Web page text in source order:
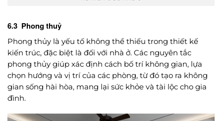
6.3 Phong thuỷ
Phong thủy là yếu tố không thể thiếu trong thiết kế
kiến trúc, đặc biệt là đối với nhà ở. Các nguyên tắc
phong thủy giúp xác định cách bố trí không gian, lựa
chọn hướng và vị trí của các phòng, từ đó tạo ra không
gian sống hài hòa, mang lại sức khỏe và tài lộc cho gia
đình.